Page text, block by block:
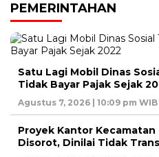
PEMERINTAHAN
Satu Lagi Mobil Dinas
Tidak Bayar Pajak Sejak
Agustus 7, 2026 | 10:09 pm WIB
Proyek Kantor Kecamatan
Disorot, Dinilai Tidak